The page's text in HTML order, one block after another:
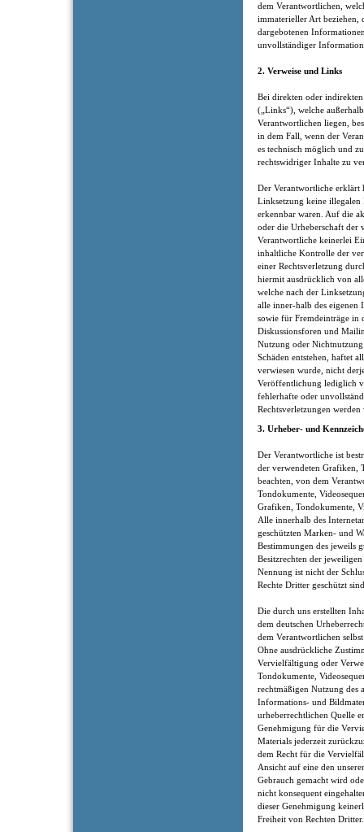
dem Verantwortlichen,
immaterieller Art
dargebotenen
unvollständiger
2. Verweise und Links
Bei direkten oder
(„Links“), welche
Verantwortlichen liegen,
in dem Fall, wenn der
es technisch möglich und
rechtswidriger Inhalte zu
Der Verantwortliche erklärt
Linksetzung keine illegalen
erkennbar waren. Auf die
oder die Urheberschaft der
Verantwortliche keinerlei
inhaltliche Kontrolle der
einer Rechtsverletzung
hiermit ausdrücklich von
welche nach der
alle inner-halb des eigenen
sowie für Fremdeinträge in
Diskussionsforen und
Nutzung oder
Schäden entstehen, haftet
verwiesen wurde, nicht
Veröffentlichung lediglich
fehlerhafte oder
Rechtsverletzungen
3. Urheber- und
Der Verantwortliche ist
der verwendeten Grafiken,
beachten, von dem
Tondokumente,
Grafiken, Tondokumente,
Alle innerhalb des
geschützten Marken- und
Bestimmungen des jeweils
Besitzrechten der
Nennung ist nicht der
Rechte Dritter geschützt
Die durch uns erstellten
dem deutschen
dem Verantwortlichen
Ohne ausdrückliche
Vervielfältigung oder
Tondokumente,
rechtmäßigen Nutzung des
Informations- und
urheberrechtlichen Quelle
Genehmigung für die
Materials jederzeit
dem Recht für die
Ansicht auf eine den
Gebrauch gemacht wird
nicht konsequent
dieser Genehmigung
Freiheit von Rechten Dritter.